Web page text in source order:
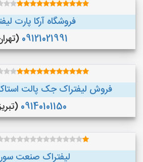
فروشگاه آرکا پارت
09121021991
فروش لیفتراک جک پالت
09140101150
لیفتراک صنعت